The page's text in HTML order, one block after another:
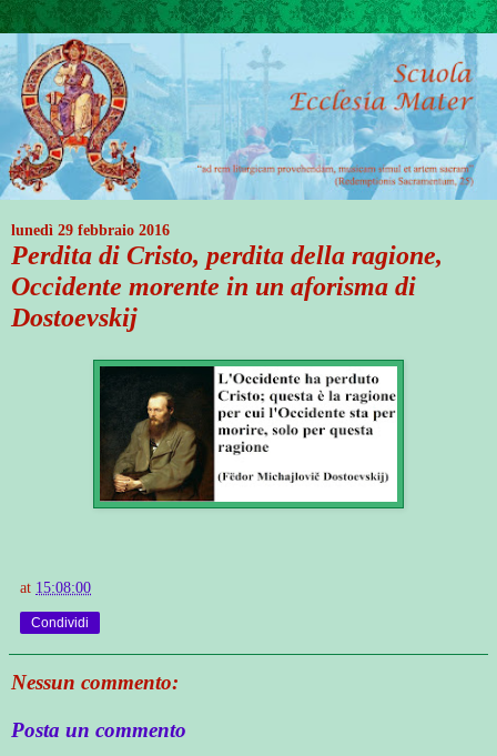
lunedì 29 febbraio 2016
Perdita di Cristo, perdita della ragione,
Occidente morente in un aforisma di
Dostoevskij
at 15:08:00
Condividi
Nessun commento:
Posta un commento